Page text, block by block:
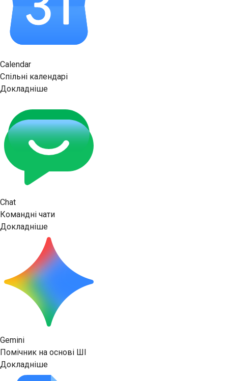
Calendar
Спільні календарі
Докладніше
Chat
Командні чати
Докладніше
Gemini
Помічник на основі ШІ
Докладніше